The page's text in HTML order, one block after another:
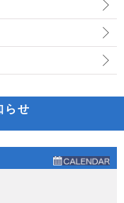
らせ